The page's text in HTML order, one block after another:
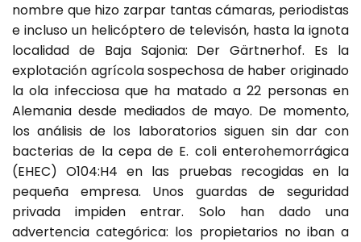
nombre que hizo zarpar tantas cámaras, periodistas
e incluso un helicóptero de televisón, hasta la ignota
localidad de Baja Sajonia: Der Gärtnerhof. Es la
explotación agrícola sospechosa de haber originado
la ola infecciosa que ha matado a 22 personas en
Alemania desde mediados de mayo. De momento,
los análisis de los laboratorios siguen sin dar con
bacterias de la cepa de E. coli enterohemorrágica
(EHEC) O104:H4 en las pruebas recogidas en la
pequeña empresa. Unos guardas de seguridad
privada impiden entrar. Solo han dado una
advertencia categórica: los propietarios no iban a